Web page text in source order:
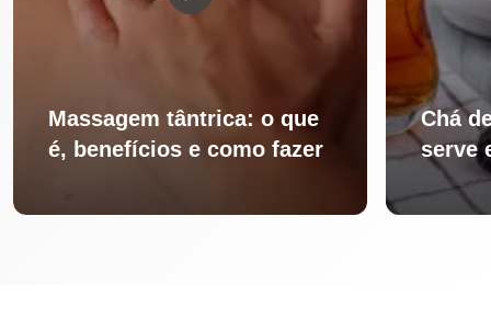
Massagem tântrica: o que
é, benefícios e como fazer
Chá
serve